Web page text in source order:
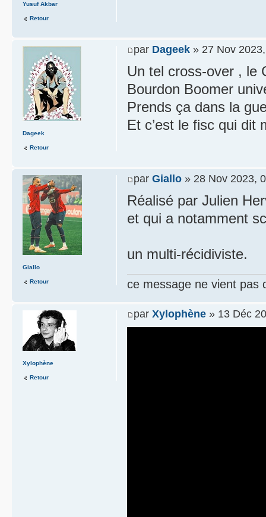
Yusuf Akbar
Retour
par Dageek » 27 Nov
Un tel cross-over , le
Bourdon Boomer
Prends ça dans la
Et c’est le fisc qui dit
Dageek
Retour
par Giallo » 28 Nov 2023,
Réalisé par Julien
et qui a notamment
un multi-récidiviste.
ce message ne vient pas
Giallo
Retour
par Xylophène » 13 Déc
Xylophène
Retour